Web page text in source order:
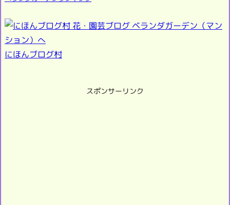
にほんブログ村
スポンサーリンク